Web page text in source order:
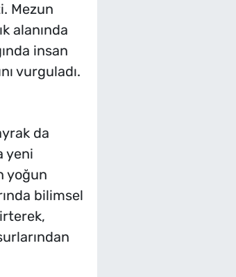
Mezun
alanında
insan
vurguladı.
da
yeni
yoğun
bilimsel